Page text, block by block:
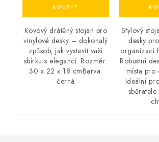
Kovový drátěný stojan pro
vinylové desky – dokonalý
způsob, jak vystavit vaši
sbírku s elegancí. Rozměr:
30 x 22 x 18 cmBarva:
černá
Stylový
desky
organizaci
Robustní
místa pro
Ideální